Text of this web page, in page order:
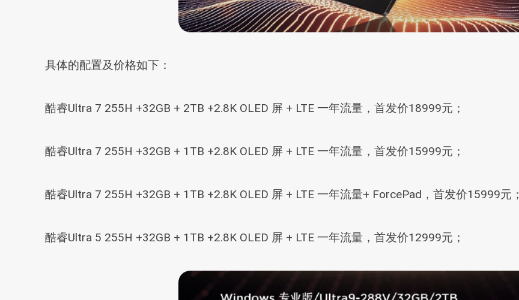
具体的配置及价格如下：
酷睿Ultra 7 255H +32GB + 2TB +2.8K OLED 屏 + LTE 一年流量，首发价18999元；
酷睿Ultra 7 255H +32GB + 1TB +2.8K OLED 屏 + LTE 一年流量，首发价15999元；
酷睿Ultra 7 255H +32GB + 1TB +2.8K OLED 屏 + LTE 一年流量+ ForcePad，首发价15999元；
酷睿Ultra 5 255H +32GB + 1TB +2.8K OLED 屏 + LTE 一年流量，首发价12999元；